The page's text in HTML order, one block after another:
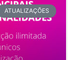
ATUALIZAÇÕES